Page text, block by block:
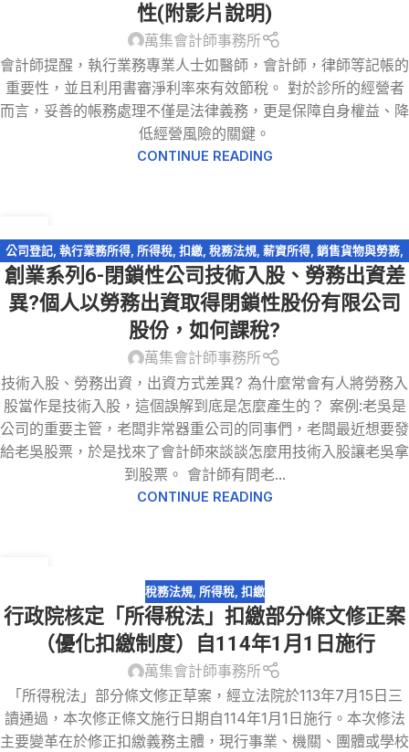
性(附影片說明)
萬集會計師事務所
會計師提醒，執行業務專業人士如醫師，會計師，律師等記帳的
重要性，並且利用書審淨利率來有效節稅。 對於診所的經營者
而言，妥善的帳務處理不僅是法律義務，更是保障自身權益、降
低經營風險的關鍵。
CONTINUE READING
12 月
公司登記 執行業務所得 所得稅 扣繳 稅務法規 薪資所得 銷售貨物與勞務
閉鎖型股份有限公司
創業系列6-閉鎖性公司技術入股、勞務出資差
異?個人以勞務出資取得閉鎖性股份有限公司
股份，如何課稅?
萬集會計師事務所
技術入股、勞務出資，出資方式差異? 為什麼常會有人將勞務入
股當作是技術入股，這個誤解到底是怎麼產生的？ 案例:老吳是
公司的重要主管，老闆非常器重公司的同事們，老闆最近想要發
給老吳股票，於是找來了會計師來談談怎麼用技術入股讓老吳拿
到股票。 會計師有問老...
CONTINUE READING
稅務法規, 所得稅, 扣繳
行政院核定「所得稅法」扣繳部分條文修正案
（優化扣繳制度）自114年1月1日施行
萬集會計師事務所
「所得稅法」部分條文修正草案，經立法院於113年7月15日三
讀通過，本次修正條文施行日期自114年1月1日施行。本次修法
主要變革在於修正扣繳義務主體，現行事業、機關、團體或學校